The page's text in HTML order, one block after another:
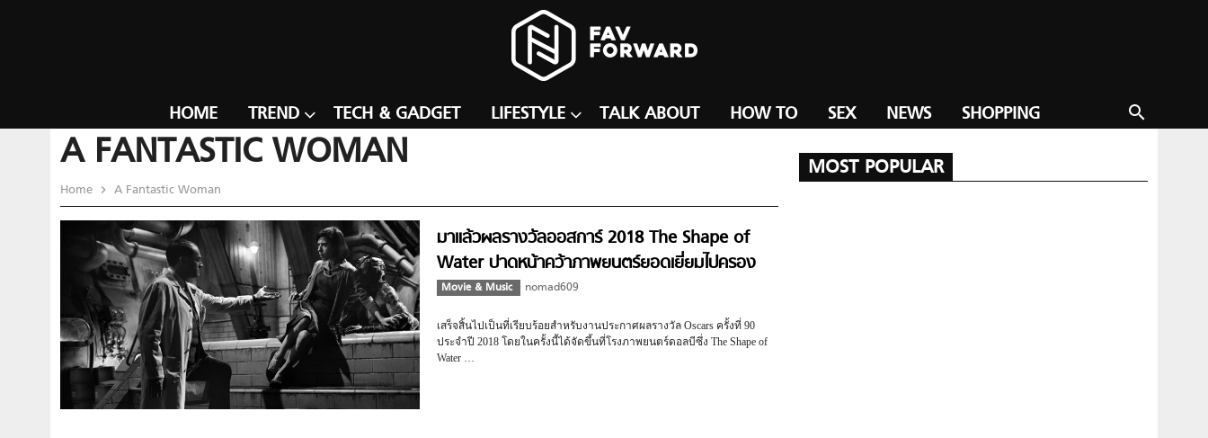
search
HOME TREND TECH & GADGET LIFESTYLE TALK ABOUT HOW TO SEX NEWS SHOPPING
A FANTASTIC WOMAN
Home A Fantastic Woman
มาแล้วผลรางวัลออสการ์ 2018 The Shape of
Water ปาดหน้าคว้าภาพยนตร์ยอดเยี่ยมไปครอง
Movie & Music nomad609
เสร็จสิ้นไปเป็นที่เรียบร้อยสำหรับงานประกาศผลรางวัล Oscars ครั้งที่ 90
ประจำปี 2018 โดยในครั้งนี้ได้จัดขึ้นที่โรงภาพยนตร์ดอลบีซึ่ง The Shape of
Water …
MOST POPULAR